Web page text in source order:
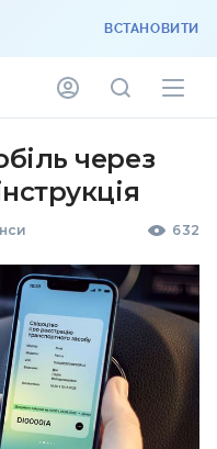
ВСТАНОВИТИ
через
632